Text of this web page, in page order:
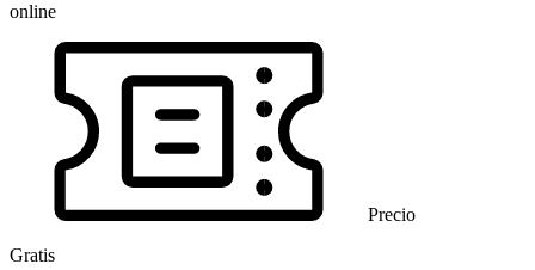
online
Precio
Gratis